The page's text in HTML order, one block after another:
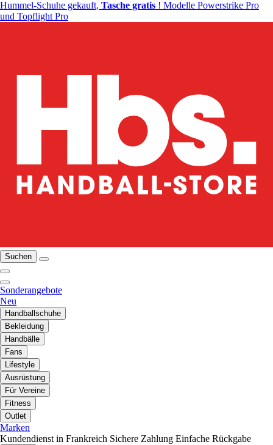
Hummel-Schuhe gekauft, Tasche gratis ! Modelle Powerstrike Pro
und Topflight Pro
Suchen
Sonderangebote
Neu
Handballschuhe
Bekleidung
Handbälle
Fans
Lifestyle
Ausrüstung
Für Vereine
Fitness
Outlet
Marken
Kundendienst in Frankreich Sichere Zahlung Einfache Rückgabe